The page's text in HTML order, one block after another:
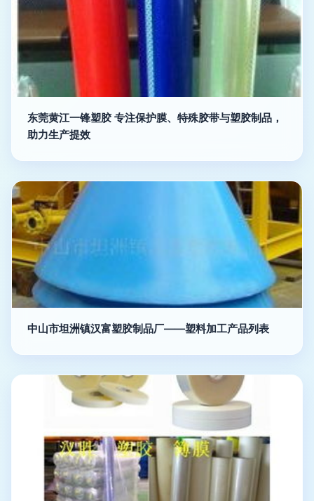
东莞黄江一锋塑胶 专注保护膜、特殊胶带与塑胶制品，
助力生产提效
中山市坦洲镇汉富塑胶制品厂——塑料加工产品列表